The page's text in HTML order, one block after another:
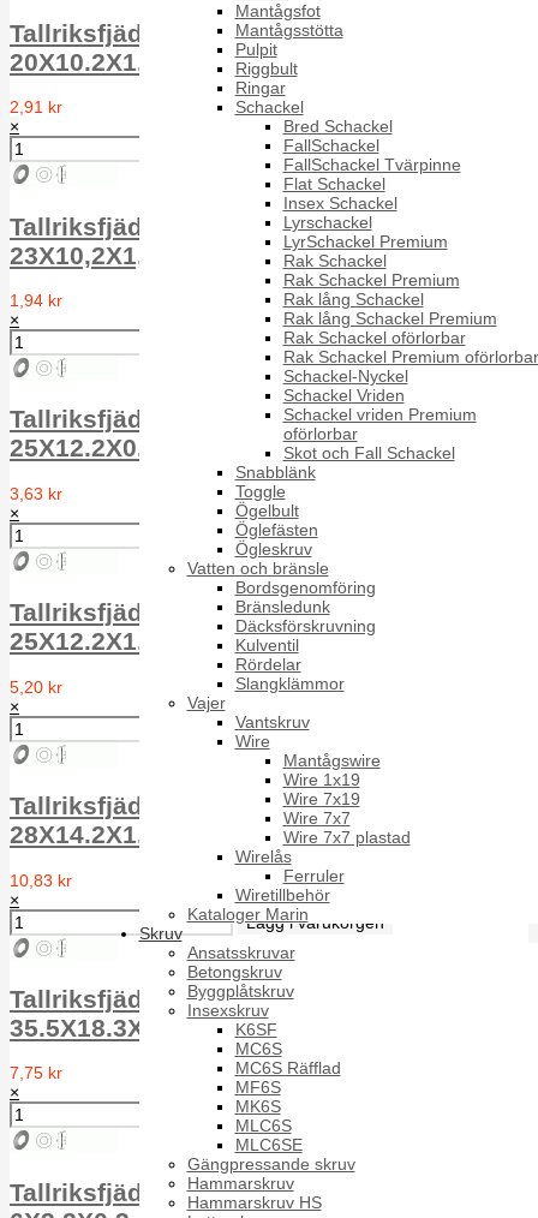
Mantågsfot
Mantågsstötta
Pulpit
Riggbult
Ringar
Schackel
Bred Schackel
FallSchackel
FallSchackel Tvärpinne
Flat Schackel
Insex Schackel
Lyrschackel
LyrSchackel Premium
Rak Schackel
Rak Schackel Premium
Rak lång Schackel
Rak lång Schackel Premium
Rak Schackel oförlorbar
Rak Schackel Premium oförlorbar
Schackel-Nyckel
Schackel Vriden
Schackel vriden Premium
oförlorbar
Skot och Fall Schackel
Snabblänk
Toggle
Ögelbult
Öglefästen
Ögleskruv
Vatten och bränsle
Bordsgenomföring
Bränsledunk
Däcksförskruvning
Kulventil
Rördelar
Slangklämmor
Vajer
Vantskruv
Wire
Mantågswire
Wire 1x19
Wire 7x19
Wire 7x7
Wire 7x7 plastad
Wirelås
Ferruler
Wiretillbehör
Kataloger Marin
Skruv
Ansatsskruvar
Betongskruv
Byggplåtskruv
Insexskruv
K6SF
MC6S
MC6S Räfflad
MF6S
MK6S
MLC6S
MLC6SE
Gängpressande skruv
Hammarskruv
Hammarskruv HS
Tallriksfjäder TF FS DIN 2093 1.4310
20X10.2X1.1
2,91 kr
×
Tallriksfjäder TF FS DIN 2093 1.4310
23X10,2X1,25
1,94 kr
×
Tallriksfjäder TF FS DIN 2093 1.4310
25X12.2X0.9
3,63 kr
×
Tallriksfjäder TF FS DIN 2093 1.4310
25X12.2X1.5
5,20 kr
×
Tallriksfjäder TF FS DIN 2093 1.4310
28X14.2X1.5
10,83 kr
×
Tallriksfjäder TF FS DIN 2093 1.4310
35.5X18.3X1.25
7,75 kr
×
Tallriksfjäder TF FS DIN 2093 1.4310